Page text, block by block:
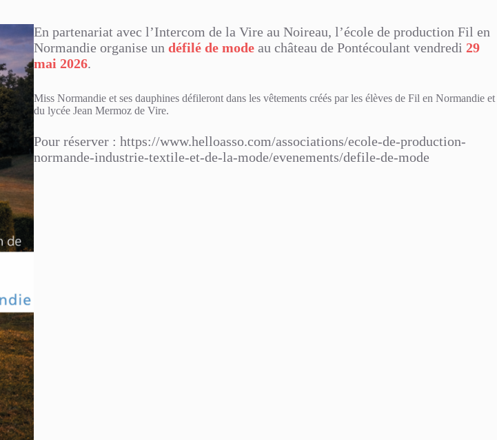
En partenariat avec l’Intercom de la Vire au Noireau, l’école de production Fil en
Normandie organise un défilé de mode au château de Pontécoulant vendredi 29
mai 2026.
Miss Normandie et ses dauphines défileront dans les vêtements créés par les élèves de Fil en Normandie et
du lycée Jean Mermoz de Vire.
Pour réserver : https://www.helloasso.com/associations/ecole-de-production-
normande-industrie-textile-et-de-la-mode/evenements/defile-de-mode